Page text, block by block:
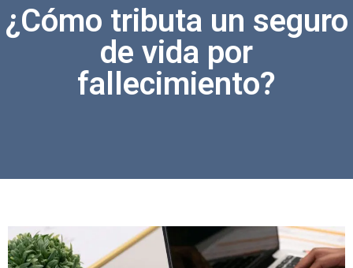
¿Cómo tributa un seguro
de vida por
fallecimiento?